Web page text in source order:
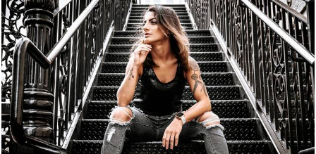
2621 18